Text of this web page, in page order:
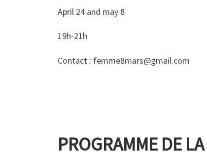
April 24 and may 8
19h-21h
Contact : femme8mars@gmail.com
PROGRAMME DE